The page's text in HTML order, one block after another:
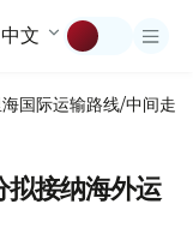
中文
国际运输路线/中间走廊
拟接纳海外运